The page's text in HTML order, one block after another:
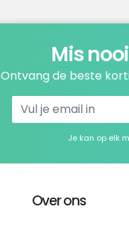
Mis
Ontvang de beste
Je kan op elk
Over ons